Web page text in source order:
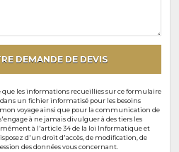
DEMANDE DE DEVIS
que les informations recueillies sur ce formulaire
un fichier informatisé pour les besoins
voyage ainsi que pour la communication de
à ne jamais divulguer à des tiers les
à l'article 34 de la loi Informatique et
d'un droit d'accès, de modification, de
des données vous concernant.